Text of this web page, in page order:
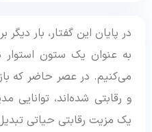
در پایان این گفتار، بار
به عنوان یک ستون استوار
می‌کنیم. در عصر حاضر که
و رقابتی شده‌اند، توانایی
یک مزیت رقابتی حیاتی